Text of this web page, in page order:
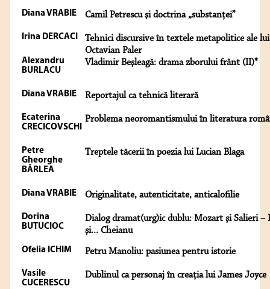
Diana VRABIE Camil Petrescu şi doctrina „substanţei”
Irina DERCACI
Tehnici discursive în textele metapolitice ale lui
Octavian Paler
Alexandru
BURLACU
Vladimir Beşleagă: drama zborului frânt (II)*
Diana VRABIE Reportajul ca tehnică literară
Ecaterina
CRECICOVSCHI
Problema neoromantismului în literatura
Petre
Gheorghe
BÂRLEA
Treptele tăcerii în poezia lui Lucian Blaga
Diana VRABIE Originalitate, autenticitate, anticalofilie
Dorina
BUTUCIOC
Dialog dramat(urg)ic dublu: Mozart şi Salieri –
şi... Cheianu
Ofelia ICHIM Petru Manoliu: pasiunea pentru istorie
Vasile
CUCERESCU
Dublinul ca personaj în creaţia lui James Joyce